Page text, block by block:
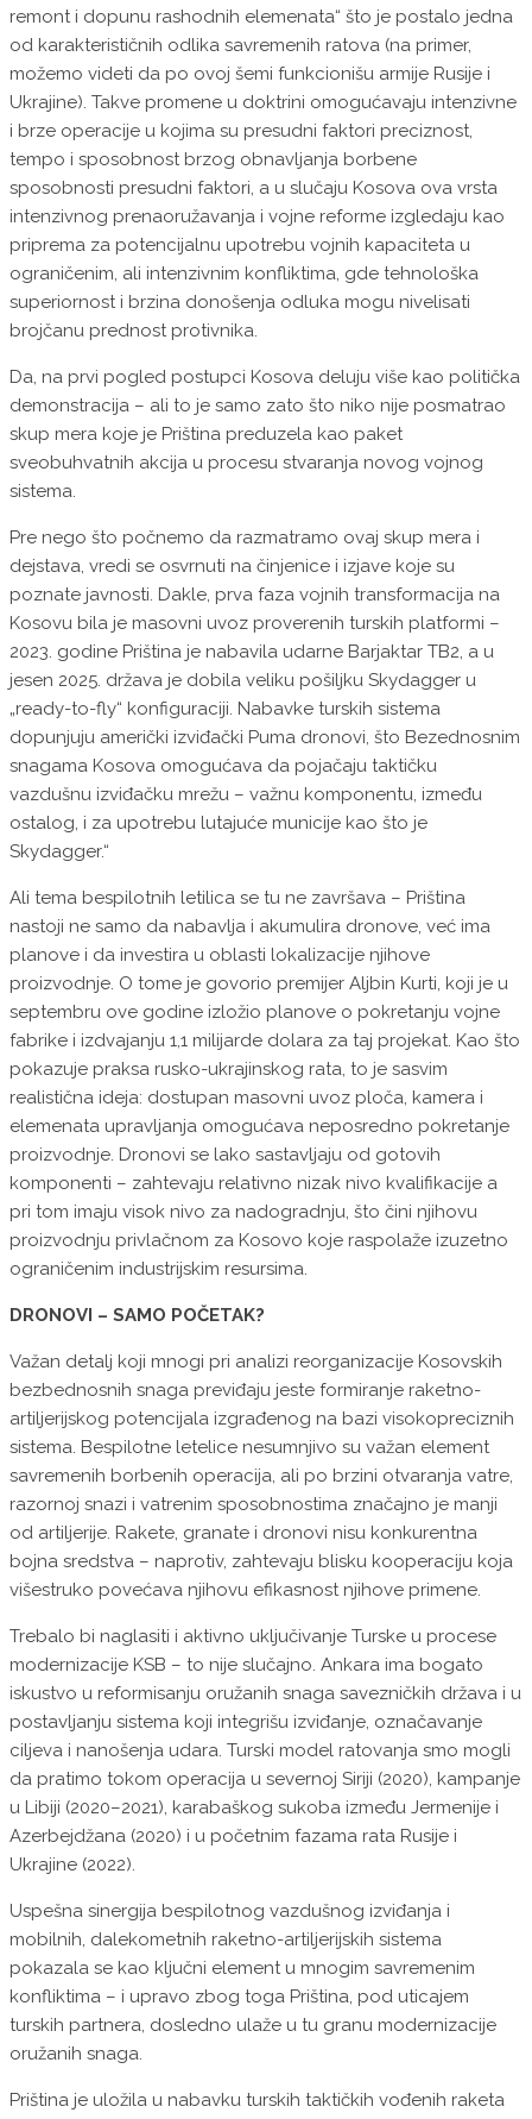
remont i dopunu rashodnih elemenata“ što je postalo jedna
od karakterističnih odlika savremenih ratova (na primer,
možemo videti da po ovoj šemi funkcionišu armije Rusije i
Ukrajine). Takve promene u doktrini omogućavaju intenzivne
i brze operacije u kojima su presudni faktori preciznost,
tempo i sposobnost brzog obnavljanja borbene
sposobnosti presudni faktori, a u slučaju Kosova ova vrsta
intenzivnog prenaoružavanja i vojne reforme izgledaju kao
priprema za potencijalnu upotrebu vojnih kapaciteta u
ograničenim, ali intenzivnim konfliktima, gde tehnološka
superiornost i brzina donošenja odluka mogu nivelisati
brojčanu prednost protivnika.
Da, na prvi pogled postupci Kosova deluju više kao politička
demonstracija – ali to je samo zato što niko nije posmatrao
skup mera koje je Priština preduzela kao paket
sveobuhvatnih akcija u procesu stvaranja novog vojnog
sistema.
Pre nego što počnemo da razmatramo ovaj skup mera i
dejstava, vredi se osvrnuti na činjenice i izjave koje su
poznate javnosti. Dakle, prva faza vojnih transformacija na
Kosovu bila je masovni uvoz proverenih turskih platformi –
2023. godine Priština je nabavila udarne Barjaktar TB2, a u
jesen 2025. država je dobila veliku pošiljku Skydagger u
„ready-to-fly“ konfiguraciji. Nabavke turskih sistema
dopunjuju američki izviđački Puma dronovi, što Bezednosnim
snagama Kosova omogućava da pojačaju taktičku
vazdušnu izviđačku mrežu – važnu komponentu, između
ostalog, i za upotrebu lutajuće municije kao što je
Skydagger.“
Ali tema bespilotnih letilica se tu ne završava – Priština
nastoji ne samo da nabavlja i akumulira dronove, već ima
planove i da investira u oblasti lokalizacije njihove
proizvodnje. O tome je govorio premijer Aljbin Kurti, koji je u
septembru ove godine izložio planove o pokretanju vojne
fabrike i izdvajanju 1,1 milijarde dolara za taj projekat. Kao što
pokazuje praksa rusko-ukrajinskog rata, to je sasvim
realistična ideja: dostupan masovni uvoz ploča, kamera i
elemenata upravljanja omogućava neposredno pokretanje
proizvodnje. Dronovi se lako sastavljaju od gotovih
komponenti – zahtevaju relativno nizak nivo kvalifikacije a
pri tom imaju visok nivo za nadogradnju, što čini njihovu
proizvodnju privlačnom za Kosovo koje raspolaže izuzetno
ograničenim industrijskim resursima.
DRONOVI – SAMO POČETAK?
Važan detalj koji mnogi pri analizi reorganizacije Kosovskih
bezbednosnih snaga previđaju jeste formiranje raketno-
artiljerijskog potencijala izgrađenog na bazi visokopreciznih
sistema. Bespilotne letelice nesumnjivo su važan element
savremenih borbenih operacija, ali po brzini otvaranja vatre,
razornoj snazi i vatrenim sposobnostima značajno je manji
od artiljerije. Rakete, granate i dronovi nisu konkurentna
bojna sredstva – naprotiv, zahtevaju blisku kooperaciju koja
višestruko povećava njihovu efikasnost njihove primene.
Trebalo bi naglasiti i aktivno uključivanje Turske u procese
modernizacije KSB – to nije slučajno. Ankara ima bogato
iskustvo u reformisanju oružanih snaga savezničkih država i u
postavljanju sistema koji integrišu izviđanje, označavanje
ciljeva i nanošenja udara. Turski model ratovanja smo mogli
da pratimo tokom operacija u severnoj Siriji (2020), kampanje
u Libiji (2020–2021), karabaškog sukoba između Jermenije i
Azerbejdžana (2020) i u početnim fazama rata Rusije i
Ukrajine (2022).
Uspešna sinergija bespilotnog vazdušnog izviđanja i
mobilnih, dalekometnih raketno-artiljerijskih sistema
pokazala se kao ključni element u mnogim savremenim
konfliktima – i upravo zbog toga Priština, pod uticajem
turskih partnera, dosledno ulaže u tu granu modernizacije
oružanih snaga.
Priština je uložila u nabavku turskih taktičkih vođenih raketa